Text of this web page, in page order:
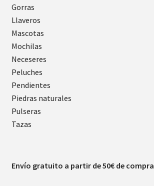
Gorras
Llaveros
Mascotas
Mochilas
Neceseres
Peluches
Pendientes
Piedras naturales
Pulseras
Tazas
Envío gratuito a partir de 50€ de compra